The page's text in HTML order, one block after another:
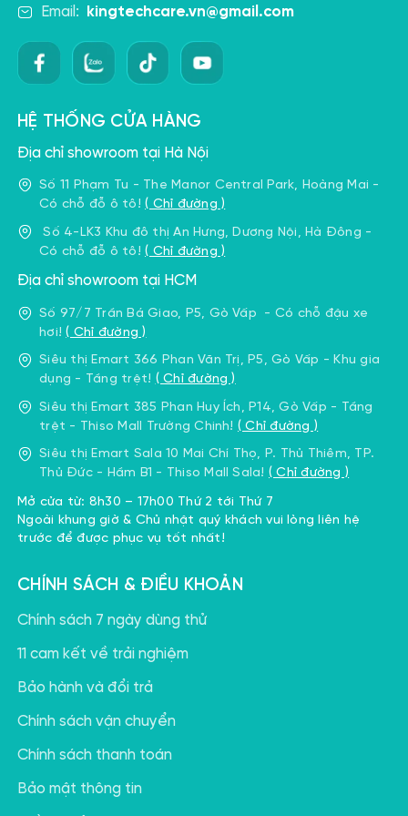
súng Massage cầm tay
2.1 Cấu tạo súng massage cầm tay
trên thị trường. Cụ thể máy sẽ chia làm 3 phần chính:
chứa pin bên trong. Đây là bộ phận rất quan trọng —
một tay cầm tốt sẽ không làm bạn tê mỏi tay trong
quá trình sử dụng. Một số sản phẩm có tay cầm phủ
chất liệu chống trơn trượt.
Thân máy:thường làm từ nhựa ABS, chứa phần lớn
linh kiện bên trong: bo mạch chủ, động cơ, hệ thống
truyền động, bảng điều khiển… Cách bố trí các thành
phần này ảnh hưởng đến việc phân bổ trọng lượng và
sự cân bằng khi cầm máy.
bộ phận tác động trực tiếp lên vùng
massage trên cơ thể. Có thể thay thế dễ dàng để phù
Cấu tạo súng massage cầm tay KINGTECH MAX 1S
tay
Pin sạc hoặc bộ cấp nguồn cung cấp điện cho động
cơ, thông qua hệ thống truyền động sẽ tạo ra
“đấm, gõ”như ở các trung tâm trị liệu. Ngoài ra súng
massage cũng thường được lập trình để có nhiều tốc
Email: kingtechcare.vn@gmail.com
HỆ THỐNG CỬA HÀNG
Địa chỉ showroom tại Hà Nội
Số 11 Phạm Tu - The Manor Central Park, Hoàng Mai -
Có chỗ đỗ ô tô!( Chỉ đường )
Số 4-LK3 Khu đô thị An Hưng, Dương Nội, Hà Đông -
Có chỗ đỗ ô tô!( Chỉ đường )
Địa chỉ showroom tại HCM
Số 97/7 Trần Bá Giao, P5, Gò Vấp - Có chỗ đậu xe
hơi!( Chỉ đường )
Siêu thị Emart 366 Phan Văn Trị, P5, Gò Vấp - Khu gia
dụng - Tầng trệt! ( Chỉ đường )
Siêu thị Emart 385 Phan Huy Ích, P14, Gò Vấp - Tầng
trệt - Thiso Mall Trường Chinh! ( Chỉ đường )
Siêu thị Emart Sala 10 Mai Chí Thọ, P. Thủ Thiêm, TP.
Thủ Đức - Hầm B1 - Thiso Mall Sala! ( Chỉ đường )
Mở cửa từ: 8h30 – 17h00 Thứ 2 tới Thứ 7
Ngoài khung giờ & Chủ nhật quý khách vui lòng liên hệ
trước để được phục vụ tốt nhất!
CHÍNH SÁCH & ĐIỀU KHOẢN
Chính sách 7 ngày dùng thử
11 cam kết về trải nghiệm
Bảo hành và đổi trả
Chính sách vận chuyển
Chính sách thanh toán
Bảo mật thông tin